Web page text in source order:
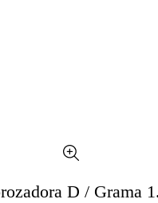
D / Grama